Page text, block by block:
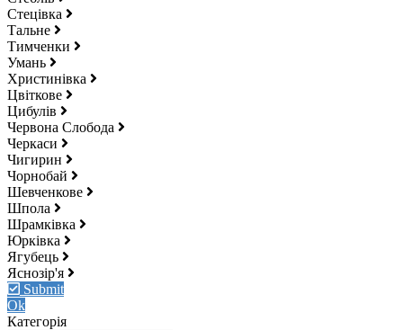
Стецівка
Тальне
Тимченки
Умань
Христинівка
Цвіткове
Цибулів
Червона Слобода
Черкаси
Чигирин
Чорнобай
Шевченкове
Шпола
Шрамківка
Юрківка
Ягубець
Яснозір'я
Submit
Ok
Категорія